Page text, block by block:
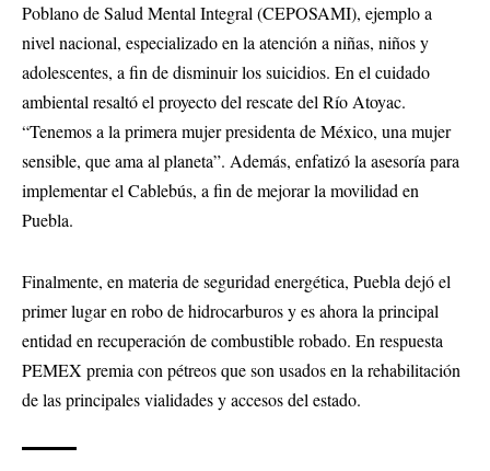
Poblano de Salud Mental Integral (CEPOSAMI), ejemplo a
nivel nacional, especializado en la atención a niñas, niños y
adolescentes, a fin de disminuir los suicidios. En el cuidado
ambiental resaltó el proyecto del rescate del Río Atoyac.
“Tenemos a la primera mujer presidenta de México, una mujer
sensible, que ama al planeta”. Además, enfatizó la asesoría para
implementar el Cablebús, a fin de mejorar la movilidad en
Puebla.
Finalmente, en materia de seguridad energética, Puebla dejó el
primer lugar en robo de hidrocarburos y es ahora la principal
entidad en recuperación de combustible robado. En respuesta
PEMEX premia con pétreos que son usados en la rehabilitación
de las principales vialidades y accesos del estado.